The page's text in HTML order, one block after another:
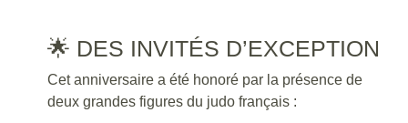
🌟 DES INVITÉS D’EXCEPTION
Cet anniversaire a été honoré par la présence de
deux grandes figures du judo français :